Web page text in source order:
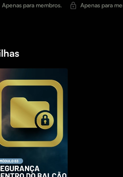
Apenas para membros. Apenas para